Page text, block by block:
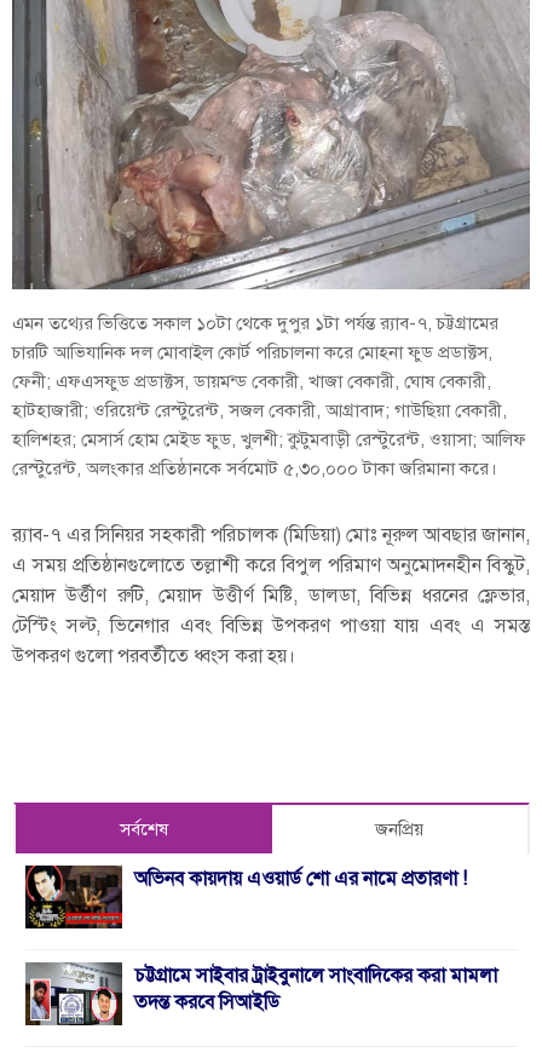
এমন তথ্যের ভিত্তিতে সকাল ১০টা থেকে দুপুর ১টা পর্যন্ত র‌্যাব-৭, চট্টগ্রামের
চারটি আভিযানিক দল মোবাইল কোর্ট পরিচালনা করে মোহনা ফুড প্রডাক্টস,
ফেনী; এফএসফুড প্রডাক্টস, ডায়মন্ড বেকারী, খাজা বেকারী, ঘোষ বেকারী,
হাটহাজারী; ওরিয়েন্ট রেস্টুরেন্ট, সজল বেকারী, আগ্রাবাদ; গাউছিয়া বেকারী,
হালিশহর; মেসার্স হোম মেইড ফুড, খুলশী; কুটুমবাড়ী রেস্টুরেন্ট, ওয়াসা; আলিফ
রেস্টুরেন্ট, অলংকার প্রতিষ্ঠানকে সর্বমোট ৫,৩০,০০০ টাকা জরিমানা করে।
র‌্যাব-৭ এর সিনিয়র সহকারী পরিচালক (মিডিয়া) মোঃ নূরুল আবছার জানান,
এ সময় প্রতিষ্ঠানগুলোতে তল্লাশী করে বিপুল পরিমাণ অনুমোদনহীন বিস্কুট,
মেয়াদ উর্ত্তীণ রুটি, মেয়াদ উত্তীর্ণ মিষ্টি, ডালডা, বিভিন্ন ধরনের ফ্লেভার,
টেস্টিং সল্ট, ভিনেগার এবং বিভিন্ন উপকরণ পাওয়া যায় এবং এ সমস্ত
উপকরণ গুলো পরবর্তীতে ধ্বংস করা হয়।
সর্বশেষ জনপ্রিয়
অভিনব কায়দায় এওয়ার্ড শো এর নামে প্রতারণা !
চট্টগ্রামে সাইবার ট্রাইবুনালে সাংবাদিকের করা মামলা
তদন্ত করবে সিআইডি